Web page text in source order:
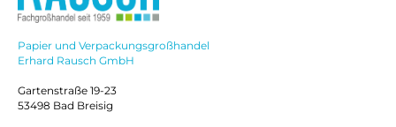
Papier und Verpackungsgroßhandel
Erhard Rausch GmbH
Gartenstraße 19-23
53498 Bad Breisig